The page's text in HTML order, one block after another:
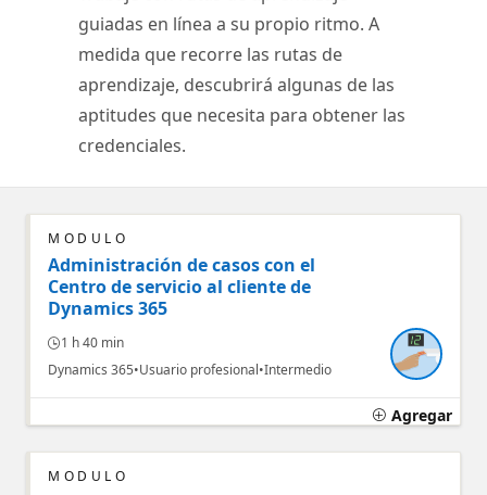
guiadas en línea a su propio ritmo. A
medida que recorre las rutas de
aprendizaje, descubrirá algunas de las
aptitudes que necesita para obtener las
credenciales.
MÓDULO
Administración de casos con el
Centro de servicio al cliente de
Dynamics 365
1 h 40 min
Dynamics 365 Usuario profesional Intermedio
Agregar
MÓDULO